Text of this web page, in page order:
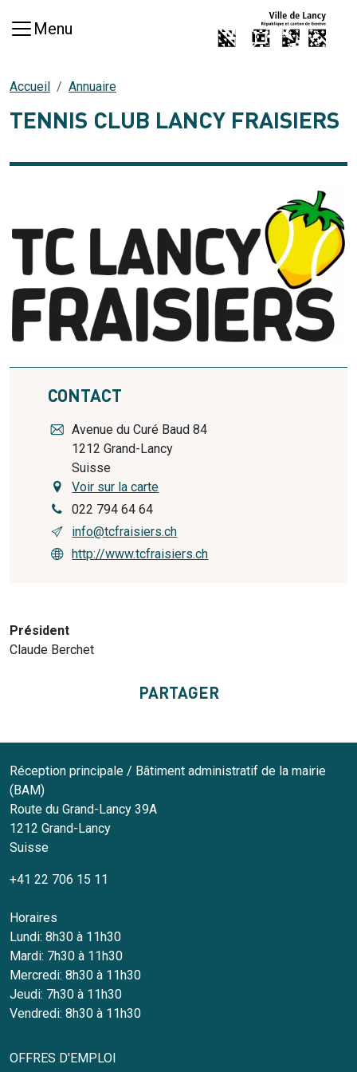
Menu
Accueil Annuaire
TENNIS CLUB LANCY FRAISIERS
CONTACT
Avenue du Curé Baud 84
1212 Grand-Lancy
Suisse
Voir sur la carte
022 794 64 64
info@tcfraisiers.ch
http://www.tcfraisiers.ch
Président
Claude Berchet
PARTAGER
Réception principale / Bâtiment administratif de la mairie
(BAM)
Route du Grand-Lancy 39A
1212 Grand-Lancy
Suisse
+41 22 706 15 11
Horaires
Lundi: 8h30 à 11h30
Mardi: 7h30 à 11h30
Mercredi: 8h30 à 11h30
Jeudi: 7h30 à 11h30
Vendredi: 8h30 à 11h30
OFFRES D'EMPLOI